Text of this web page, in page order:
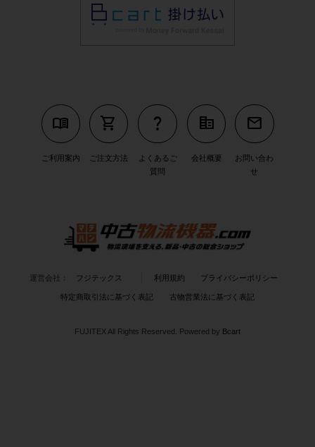
menu_book
ご利用案内
shopping_cart
ご注文方法
question_mark
よくあるご
質問
corporate_fare
会社概要
mail
お問い合わ
せ
運営会社： フジテックス 利用規約 プライバシーポリシー
特定商取引法に基づく表記 古物営業法に基づく表記
FUJITEX All Rights Reserved. Powered by Bcart